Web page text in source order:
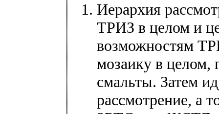
Иерархия
ТРИЗ в целом и
возможностям
мозаику в целом,
смальты. Затем
рассмотрение, а